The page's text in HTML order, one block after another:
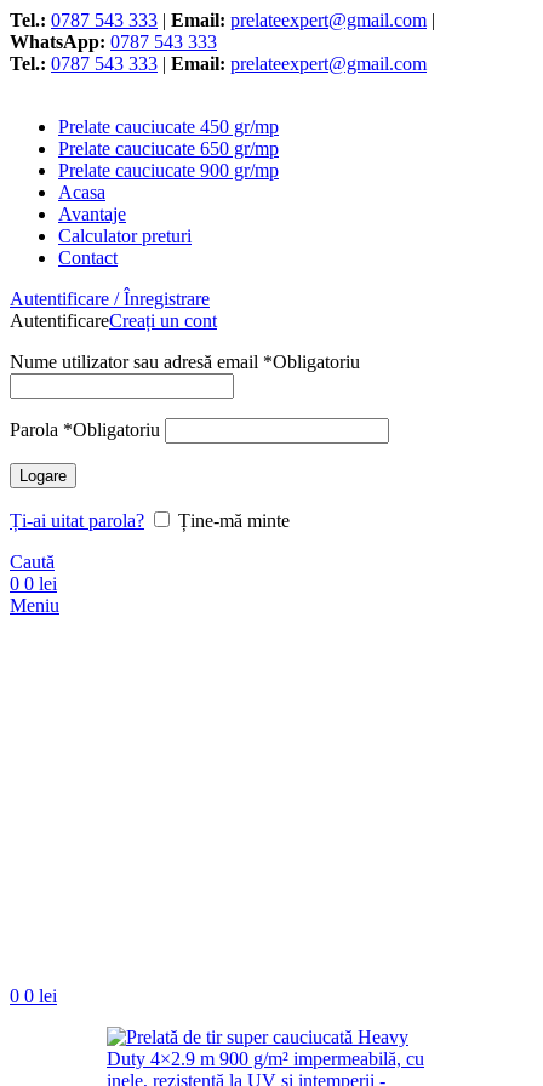
Tel.: 0787 543 333 | Email: prelateexpert@gmail.com |
WhatsApp: 0787 543 333
Tel.: 0787 543 333 | Email: prelateexpert@gmail.com
Prelate cauciucate 450 gr/mp
Prelate cauciucate 650 gr/mp
Prelate cauciucate 900 gr/mp
Acasa
Avantaje
Calculator preturi
Contact
Autentificare / Înregistrare
AutentificareCreați un cont
Nume utilizator sau adresă email *Obligatoriu
Parola *Obligatoriu
Logare
Ți-ai uitat parola?
Ține-mă minte
Caută
0 0 lei
Meniu
0 0 lei